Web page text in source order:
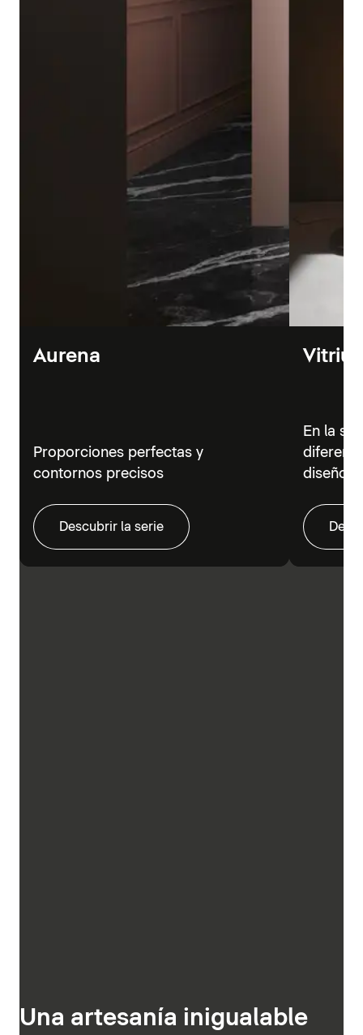
Aurena
Proporciones perfectas y
contornos precisos
Descubrir la serie
En la
diseño
Una artesanía inigualable